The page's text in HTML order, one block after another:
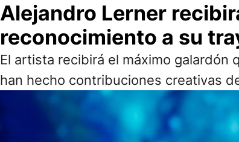
Alejandro Lerner
reconocimiento a su
El artista recibirá el máximo galardón
han hecho contribuciones creativas